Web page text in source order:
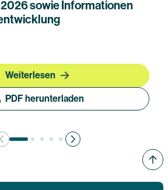
sowie Informationen
Weiterlesen
PDF herunterladen